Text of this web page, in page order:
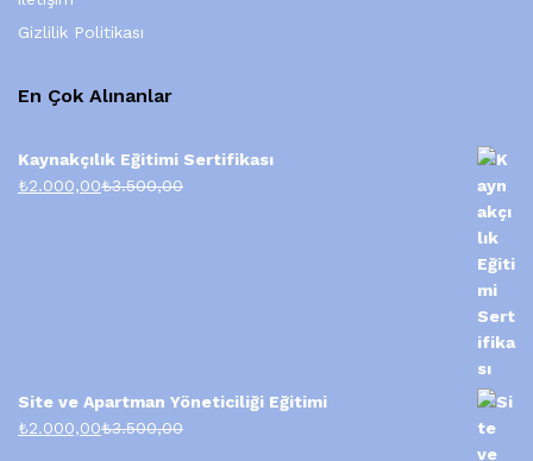
Gizlilik Politikası
En Çok Alınanlar
Kaynakçılık Eğitimi Sertifikası
₺2.000,00₺3.500,00
Site ve Apartman Yöneticiliği Eğitimi
₺2.000,00₺3.500,00